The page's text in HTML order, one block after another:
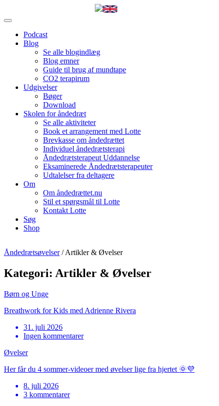
Podcast
Blog
Se alle blogindlæg
Blog emner
Guide til brug af mundtape
CO2 terapirum
Udgivelser
Bøger
Download
Skolen for åndedræt
Se alle aktiviteter
Book et arrangement med Lotte
Brevkasse om åndedrættet
Individuel åndedrætsterapi
Åndedrætsterapeut Uddannelse
Eksaminerede Åndedrætsterapeuter
Udtalelser fra deltagere
Om
Om åndedrættet.nu
Stil et spørgsmål til Lotte
Kontakt Lotte
Søg
Shop
Åndedrætsøvelser/Artikler & Øvelser
Kategori: Artikler & Øvelser
Børn og Unge
Breathwork for Kids med Adrienne Rivera
31. juli 2026
Ingen kommentarer
Øvelser
Her får du 4 sommer-videoer med øvelser lige fra hjertet 🌞💜
8. juli 2026
3 kommentarer